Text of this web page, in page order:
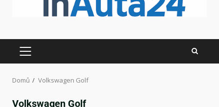
Domů Volkswagen Golf
Volkswagen Golf